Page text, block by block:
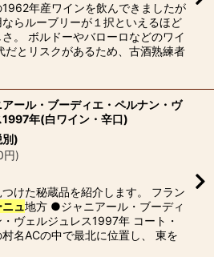
年産ワインを飲んできましたが
らルーブリーが１択といえるほど
。 ボルドーやバローロなどのワイ
だとリスクがあるため、古酒熟練者
ール・ブーディエ・ペルナン・ヴ
1997年(白ワイン・辛口)
別)
円)
けた秘蔵品を紹介します。 フラン
ュ地方 ●ジャニアール・ブーディ
ヴェルジュレス1997年 コート・
村名ACの中で最北に位置し、 東を